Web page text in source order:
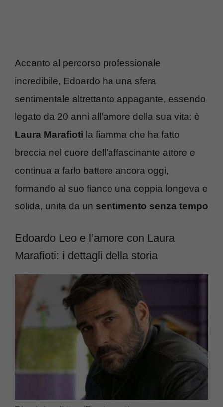
Accanto al percorso professionale
incredibile, Edoardo ha una sfera
sentimentale altrettanto appagante, essendo
legato da 20 anni all’amore della sua vita: è
Laura Marafioti la fiamma che ha fatto
breccia nel cuore dell’affascinante attore e
continua a farlo battere ancora oggi,
formando al suo fianco una coppia longeva e
solida, unita da un sentimento senza tempo
Edoardo Leo e l’amore con Laura
Marafioti: i dettagli della storia